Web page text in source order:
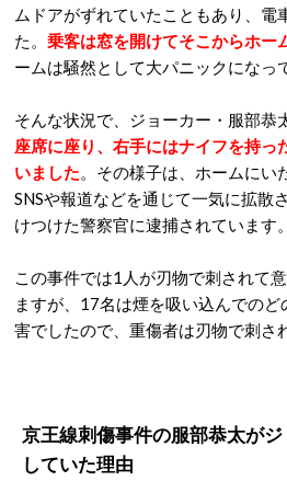
ムドアがずれていたこともあり、電
た。 乗客は窓を開けてそこからホー
ームは騒然として大パニックになっ
そんな状況で、ジョーカー・服部恭
座席に座り、右手にはナイフを持っ
いました。その様子は、ホームにい
SNSや報道などを通じて一気に拡散
けつけた警察官に逮捕されています。
この事件では1人が刃物で刺されて
ますが、17名は煙を吸い込んでの
害でしたので、重傷者は刃物で刺さ
京王線刺傷事件の服部恭太が
していた理由